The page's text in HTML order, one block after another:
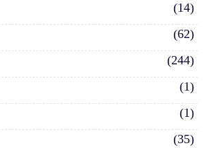
(14)
(62)
(244)
(1)
(1)
(35)